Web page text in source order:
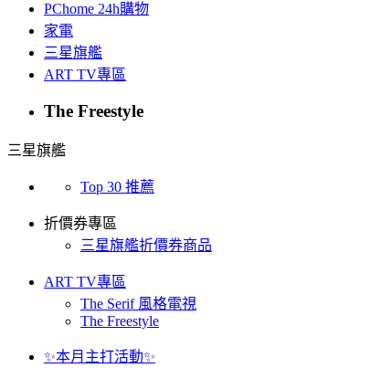
PChome 24h購物
家電
三星旗艦
ART TV專區
The Freestyle
三星旗艦
Top 30 推薦
折價券專區
三星旗艦折價券商品
ART TV專區
The Serif 風格電視
The Freestyle
✨本月主打活動✨